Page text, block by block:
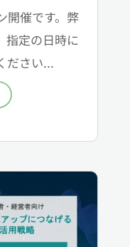
開催です。弊
指定の日時に
ださい...